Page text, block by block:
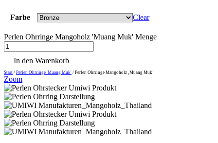
Farbe Clear
Perlen Ohrringe Mangoholz 'Muang Muk' Menge
In den Warenkorb
Start / Perlen Ohrringe 'Muang Muk' / Perlen Ohrringe Mangoholz ‚Muang Muk‘
Zoom